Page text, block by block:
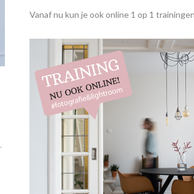
Vanaf nu kun je ook online 1 op 1